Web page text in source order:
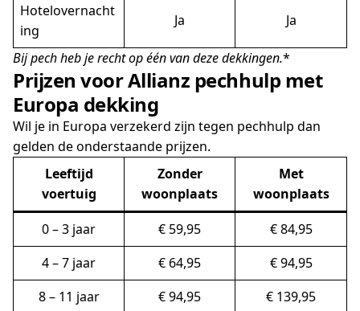
Hotelovernacht
ing
Ja Ja
Bij pech heb je recht op één van deze dekkingen.*
Prijzen voor Allianz pechhulp met
Europa dekking
Wil je in Europa verzekerd zijn tegen pechhulp dan
gelden de onderstaande prijzen.
Leeftijd
voertuig
Zonder
woonplaats
Met
woonplaats
0 – 3 jaar
€ 59,95
€ 84,95
4 – 7 jaar
€ 64,95
€ 94,95
8 – 11 jaar
€ 94,95
€ 139,95